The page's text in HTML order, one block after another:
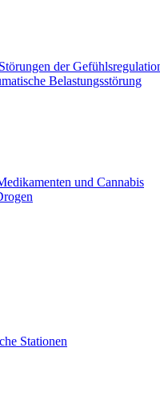
der
Belastungsstörung
und Cannabis
Stationen